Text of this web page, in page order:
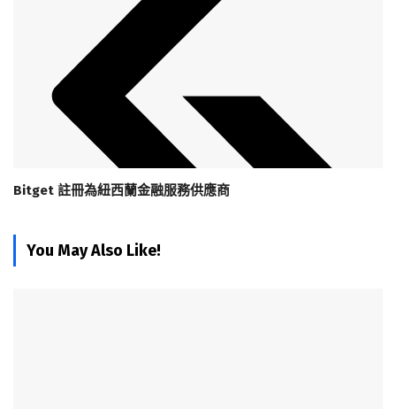
Bitget 註冊為紐西蘭金融服務供應商
You May Also Like!